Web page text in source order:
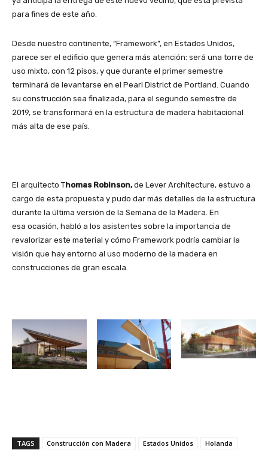
para fines de este año.
Desde nuestro continente, “Framework”, en Estados Unidos,
parece ser el edificio que genera más atención: será una torre de
uso mixto, con 12 pisos, y que durante el primer semestre
terminará de levantarse en el Pearl District de Portland. Cuando
su construcción sea finalizada, para el segundo semestre de
2019, se transformará en la estructura de madera habitacional
más alta de ese país.
El arquitecto Thomas Robinson,de Lever Architecture, estuvo a
cargo de esta propuesta y pudo dar más detalles de la estructura
durante la última versión de la Semana de la Madera. En
esa ocasión, habló a los asistentes sobre la importancia de
revalorizar este material y cómo Framework podría cambiar la
visión que hay entorno al uso moderno de la madera en
construcciones de gran escala.
TAGS Construcción con Madera Estados Unidos
Holanda